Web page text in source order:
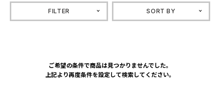
FILTER SORT BY
ご希望の条件で商品は見つかりませんでした。
上記より再度条件を設定して検索してください。